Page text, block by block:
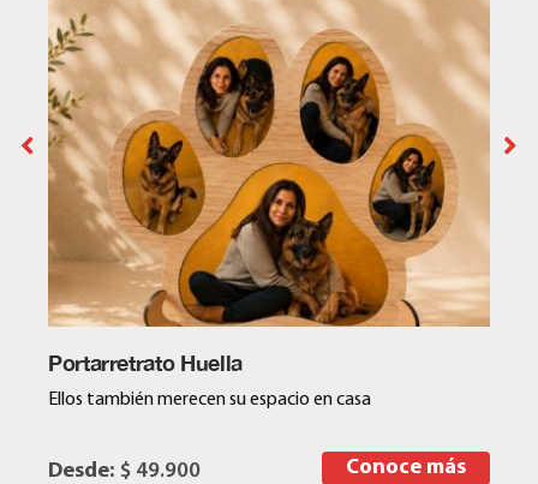
Portarretrato Huella
Ellos también merecen su espacio en casa
Desde: $ 49.900 Conoce más